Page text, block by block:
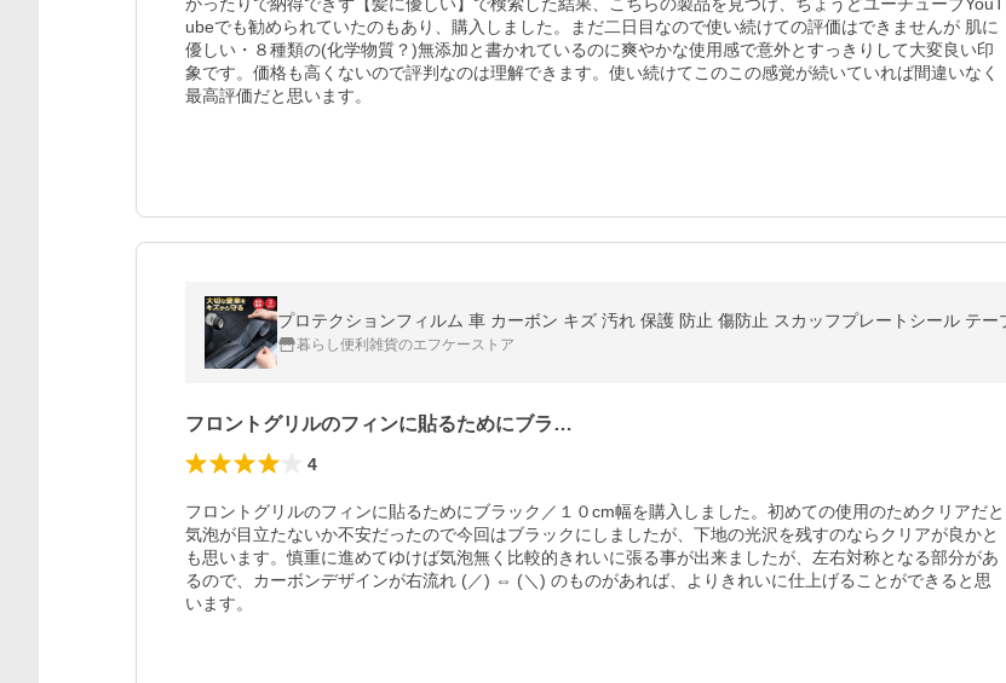
ubeでも勧められていたのもあり、購入しました。まだ二日目なので使い続けての評価はできませんが 肌に
優しい・８種類の(化学物質？)無添加と書かれているのに爽やかな使用感で意外とすっきりして大変良い印
象です。価格も高くないので評判なのは理解できます。使い続けてこのこの感覚が続いていれば間違いなく
最高評価だと思います。
暮らし便利雑貨のエフケーストア
フロントグリルのフィンに貼るためにブラ…
4
フロントグリルのフィンに貼るためにブラック／１０cm幅を購入しました。初めての使用のためクリアだと
気泡が目立たないか不安だったので今回はブラックにしましたが、下地の光沢を残すのならクリアが良かと
も思います。慎重に進めてゆけば気泡無く比較的きれいに張る事が出来ましたが、左右対称となる部分があ
るので、カーボンデザインが右流れ (／) ⇔ (＼) のものがあれば、よりきれいに仕上げることができると思
います。